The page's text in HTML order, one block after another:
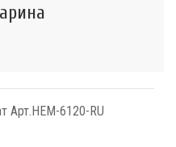
Арт.HEM-6120-RU